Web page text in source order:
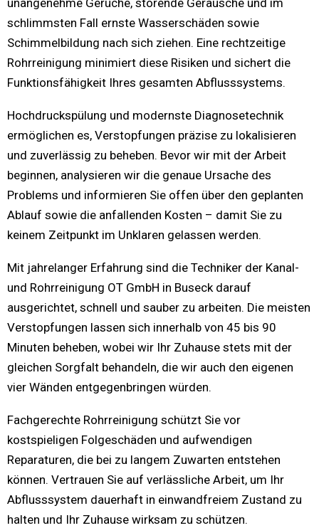
unangenehme Gerüche, störende Geräusche und im
schlimmsten Fall ernste Wasserschäden sowie
Schimmelbildung nach sich ziehen. Eine rechtzeitige
Rohrreinigung minimiert diese Risiken und sichert die
Funktionsfähigkeit Ihres gesamten Abflusssystems.
Hochdruckspülung und modernste Diagnosetechnik
ermöglichen es, Verstopfungen präzise zu lokalisieren
und zuverlässig zu beheben. Bevor wir mit der Arbeit
beginnen, analysieren wir die genaue Ursache des
Problems und informieren Sie offen über den geplanten
Ablauf sowie die anfallenden Kosten – damit Sie zu
keinem Zeitpunkt im Unklaren gelassen werden.
Mit jahrelanger Erfahrung sind die Techniker der Kanal-
und Rohrreinigung OT GmbH in Buseck darauf
ausgerichtet, schnell und sauber zu arbeiten. Die meisten
Verstopfungen lassen sich innerhalb von 45 bis 90
Minuten beheben, wobei wir Ihr Zuhause stets mit der
gleichen Sorgfalt behandeln, die wir auch den eigenen
vier Wänden entgegenbringen würden.
Fachgerechte Rohrreinigung schützt Sie vor
kostspieligen Folgeschäden und aufwendigen
Reparaturen, die bei zu langem Zuwarten entstehen
können. Vertrauen Sie auf verlässliche Arbeit, um Ihr
Abflusssystem dauerhaft in einwandfreiem Zustand zu
halten und Ihr Zuhause wirksam zu schützen.